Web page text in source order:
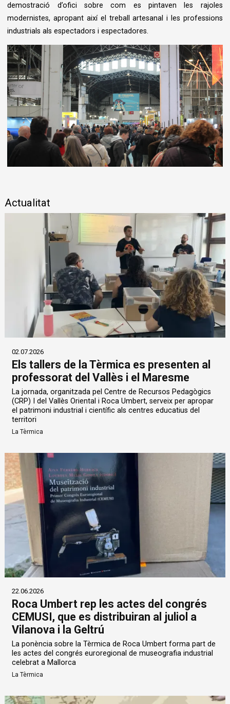
demostració d’ofici sobre com es pintaven les rajoles
modernistes, apropant així el treball artesanal i les professions
industrials als espectadors i espectadores.
Actualitat
02.07.2026
Els tallers de la Tèrmica es presenten al
professorat del Vallès i el Maresme
La jornada, organitzada pel Centre de Recursos Pedagògics
(CRP) I del Vallès Oriental i Roca Umbert, serveix per apropar
el patrimoni industrial i científic als centres educatius del
territori
La Tèrmica
22.06.2026
Roca Umbert rep les actes del congrés
CEMUSI, que es distribuiran al juliol a
Vilanova i la Geltrú
La ponència sobre la Tèrmica de Roca Umbert forma part de
les actes del congrés euroregional de museografia industrial
celebrat a Mallorca
La Tèrmica